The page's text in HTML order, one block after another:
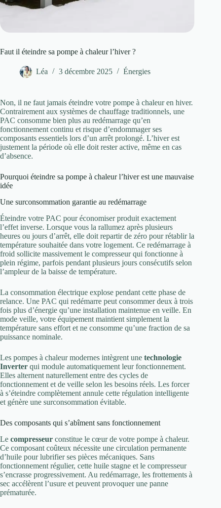
Faut il éteindre sa pompe à chaleur l’hiver ?
Léa 3 décembre 2025 Énergies
Non, il ne faut jamais éteindre votre pompe à chaleur en hiver.
Contrairement aux systèmes de chauffage traditionnels, une
PAC consomme bien plus au redémarrage qu’en
fonctionnement continu et risque d’endommager ses
composants essentiels lors d’un arrêt prolongé. L’hiver est
justement la période où elle doit rester active, même en cas
d’absence.
Pourquoi éteindre sa pompe à chaleur l’hiver est une mauvaise
idée
Une surconsommation garantie au redémarrage
Éteindre votre PAC pour économiser produit exactement
l’effet inverse. Lorsque vous la rallumez après plusieurs
heures ou jours d’arrêt, elle doit repartir de zéro pour rétablir la
température souhaitée dans votre logement. Ce redémarrage à
froid sollicite massivement le compresseur qui fonctionne à
plein régime, parfois pendant plusieurs jours consécutifs selon
l’ampleur de la baisse de température.
La consommation électrique explose pendant cette phase de
relance. Une PAC qui redémarre peut consommer deux à trois
fois plus d’énergie qu’une installation maintenue en veille. En
mode veille, votre équipement maintient simplement la
température sans effort et ne consomme qu’une fraction de sa
puissance nominale.
Les pompes à chaleur modernes intègrent une technologie
Inverter qui module automatiquement leur fonctionnement.
Elles alternent naturellement entre des cycles de
fonctionnement et de veille selon les besoins réels. Les forcer
à s’éteindre complètement annule cette régulation intelligente
et génère une surconsommation évitable.
Des composants qui s’abîment sans fonctionnement
Le compresseur constitue le cœur de votre pompe à chaleur.
Ce composant coûteux nécessite une circulation permanente
d’huile pour lubrifier ses pièces mécaniques. Sans
fonctionnement régulier, cette huile stagne et le compresseur
s’encrasse progressivement. Au redémarrage, les frottements à
sec accélèrent l’usure et peuvent provoquer une panne
prématurée.